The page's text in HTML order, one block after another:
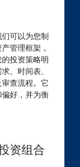
可以为您制
管理框架，
投资策略明
、时间表、
查流程。它
好，并为衡
资组合